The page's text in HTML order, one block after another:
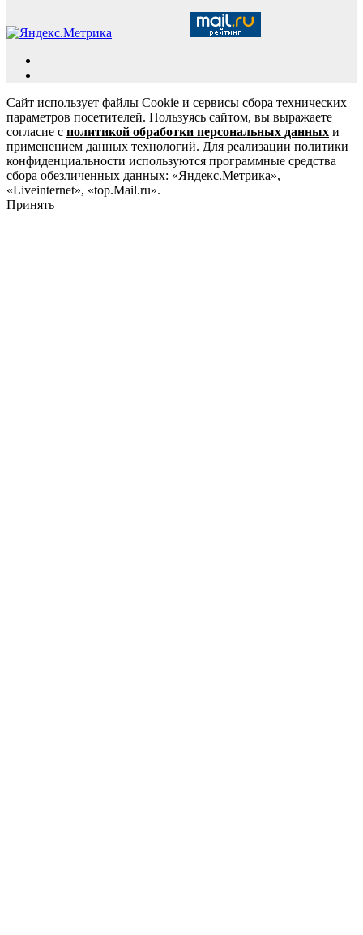
Сайт использует файлы Cookie и сервисы сбора технических
параметров посетителей. Пользуясь сайтом, вы выражаете
согласие с политикой обработки персональных данных и
применением данных технологий. Для реализации политики
конфиденциальности используются программные средства
сбора обезличенных данных: «Яндекс.Метрика»,
«Liveinternet», «top.Mail.ru».
Принять